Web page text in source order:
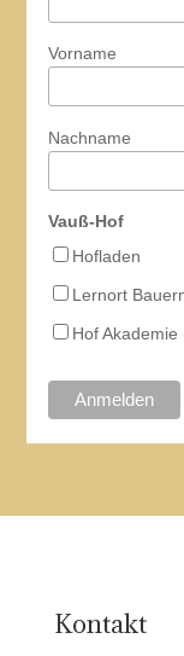
Vorname
Nachname
Vauß-Hof
Hofladen
Lernort
Hof
Kontakt